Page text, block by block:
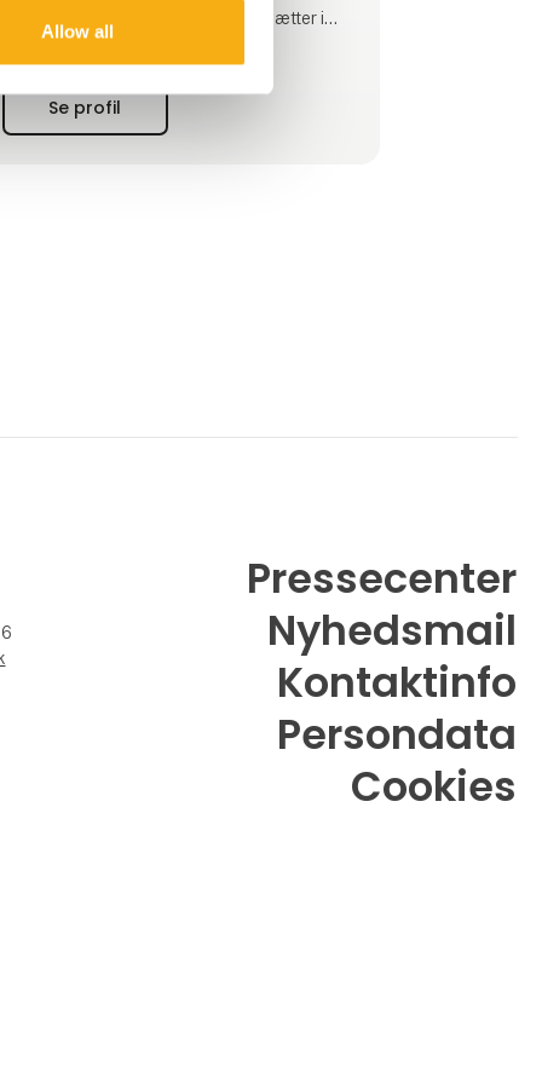
Allow all
udfordringer og behov og sammensætter i
samarbejde med dig den rette maskinløsning.
Zeppelins historie går helt tilbage til 1908,
hvor Ferdinand Graf von Zeppelin
grundlagde Luftschiffbau Zeppelin. Det, som
Se profil
Pressecenter
Nyhedsmail
Kontaktinfo
Persondata
Cookies